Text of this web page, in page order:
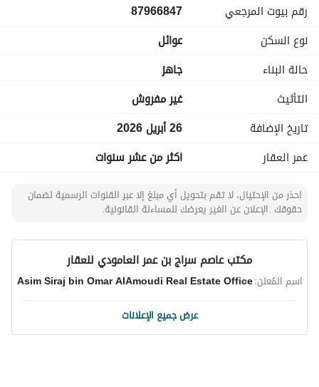
ملحق
غرفتين ودورتين مياه ومطبخ وسطح
رقم بيوت المرجعي
87966847
نوع السكن
عوائل
حالة البناء
جاهز
التأثيث
غير مفروش
تاريخ الإضافة
26 أبريل 2026
عمر العقار
اكثر من عشر سنوات
احذر من الإحتيال، لا تقم بتحويل أي مبلغ إلا عبر القنوات الرسمية لضمان
حقوقك .الإعلان عن الغير يعرضك للمساءلة القانونية.
مكتب عاصم سراج بن عمر العامودي للعقار
اسم المُعلن:Asim Siraj bin Omar AlAmoudi Real Estate Office
عرض جميع الإعلانات